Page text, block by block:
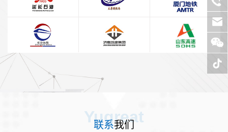
Yugreat
联系我们